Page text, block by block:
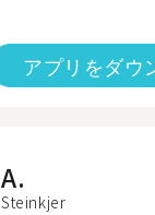
アプリをダウ
A.
Steinkjer